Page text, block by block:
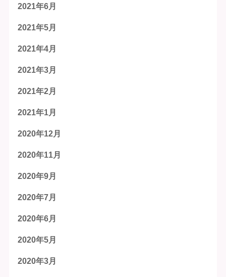
2021年6月
2021年5月
2021年4月
2021年3月
2021年2月
2021年1月
2020年12月
2020年11月
2020年9月
2020年7月
2020年6月
2020年5月
2020年3月